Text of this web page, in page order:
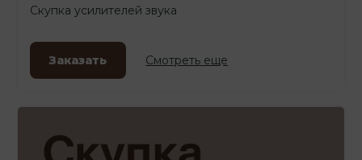
Скупка усилителей звука
Заказать Смотреть еще